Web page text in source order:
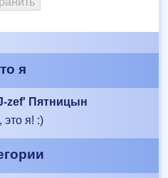
я
zef' Пятницын